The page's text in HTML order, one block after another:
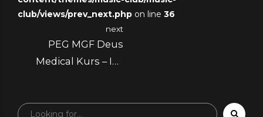
взносом.
club/views/prev_next.php on line 36
next
PEG MGF Deus
Medical Kurs – Ihr